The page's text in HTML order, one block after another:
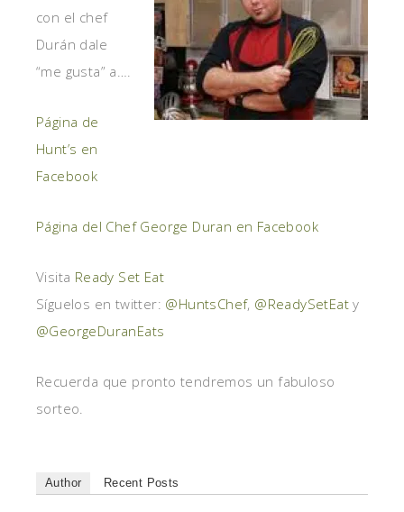
con el chef
Durán dale
“me gusta” a….
Página de
Hunt’s en
Facebook
Página del Chef George Duran en Facebook
Visita Ready Set Eat
Síguelos en twitter: @HuntsChef, @ReadySetEat y
@GeorgeDuranEats
Recuerda que pronto tendremos un fabuloso
sorteo.
Author Recent Posts